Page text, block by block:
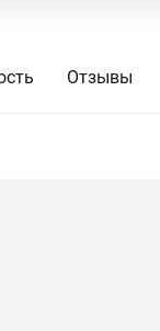
Отзывы